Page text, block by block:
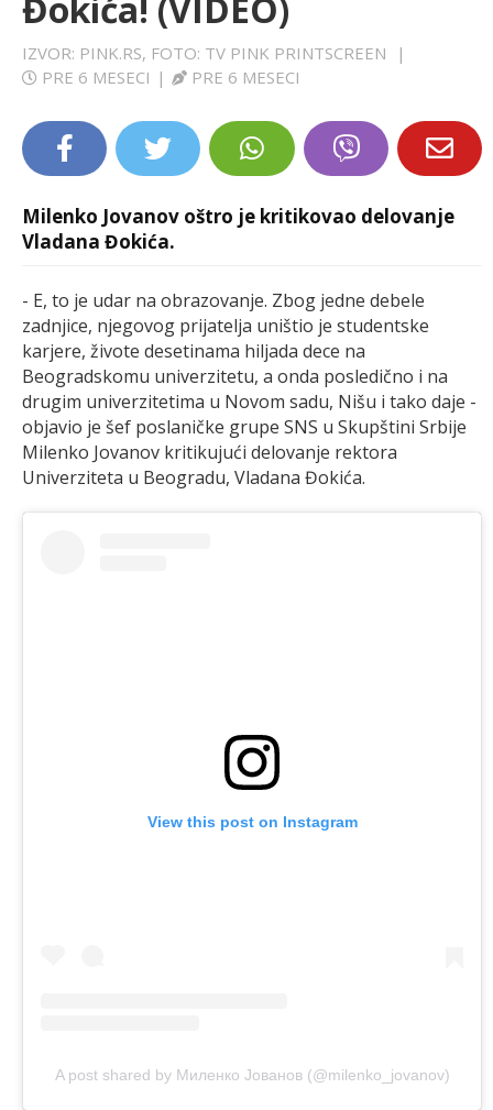
LIFESTYLE
EXTRA
IZVOR: PINK.RS, FOTO: TV PINK PRINTSCREEN
|
PRE 6 MESECI | PRE 6 MESECI
Milenko Jovanov oštro je kritikovao delovanje
Vladana Đokića.
- E, to je udar na obrazovanje. Zbog jedne debele
zadnjice, njegovog prijatelja uništio je studentske
karjere, živote desetinama hiljada dece na
Beogradskomu univerzitetu, a onda posledično i na
drugim univerzitetima u Novom sadu, Nišu i tako daje -
objavio je šef poslaničke grupe SNS u Skupštini Srbije
Milenko Jovanov kritikujući delovanje rektora
Univerziteta u Beogradu, Vladana Đokića.
View this post on Instagram
A post shared by Миленко Јованов (@milenko_jovanov)